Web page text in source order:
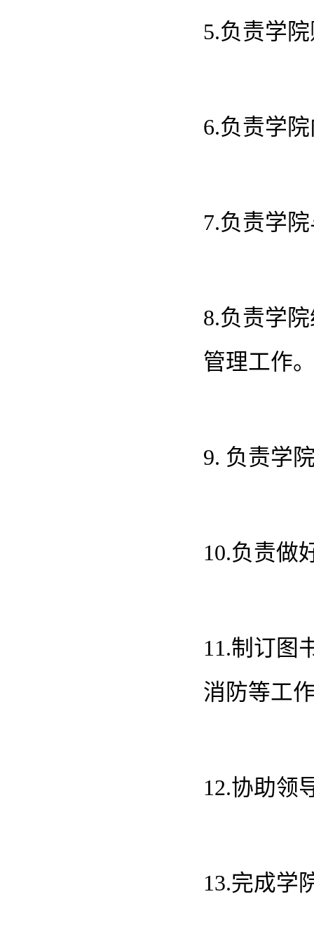
5.负责学
6.负责学
7.负责学
8.负责学
管理工作
9. 负责学
10.负责做
11.制订图
消防等工
12.协助领
13.完成学